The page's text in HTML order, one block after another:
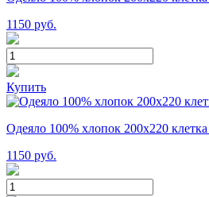
1150 руб.
Купить
Одеяло 100% хлопок 200x220
1150 руб.